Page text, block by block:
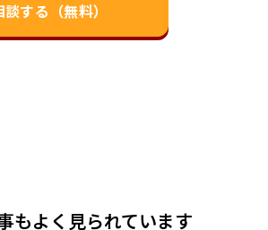
談する（無料）
もよく見られています